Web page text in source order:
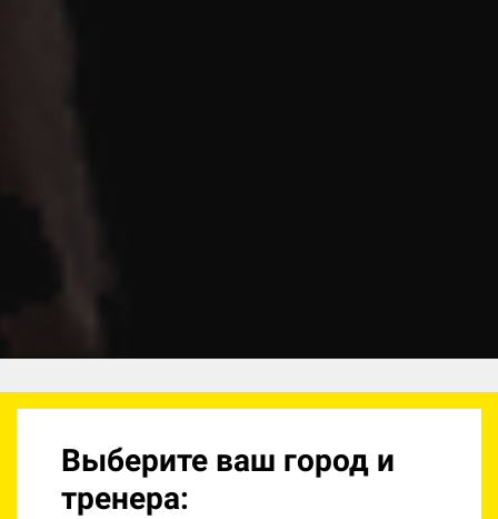
Выберите ваш город и
тренера: